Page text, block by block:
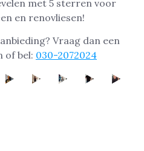
met 5 sterren voor
en renovliesen!
Vraag dan een
of bel: 030-2072024